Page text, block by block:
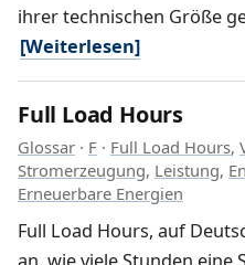
ihrer technischen Größe
[Weiterlesen]
Full Load Hours
Glossar · F · Full Load Hours,
Stromerzeugung, Leistung,
Erneuerbare Energien
Full Load Hours, auf